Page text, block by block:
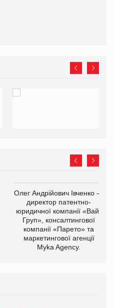
Олег Андрійович Івченко —
директор патентно-
юридичної компанії «Вайз
Груп», консалтингової
компанії «Парето» та
маркетингової агенції
Myka Agency.